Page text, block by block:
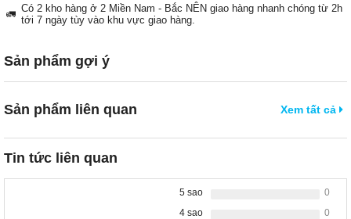
🚛 Có 2 kho hàng ở 2 Miền Nam - Bắc NÊN giao hàng nhanh chóng từ 2h
tới 7 ngày tùy vào khu vực giao hàng.
Sản phẩm gợi ý
Sản phẩm liên quan Xem tất cả
Tin tức liên quan
5 sao
0
4 sao
0